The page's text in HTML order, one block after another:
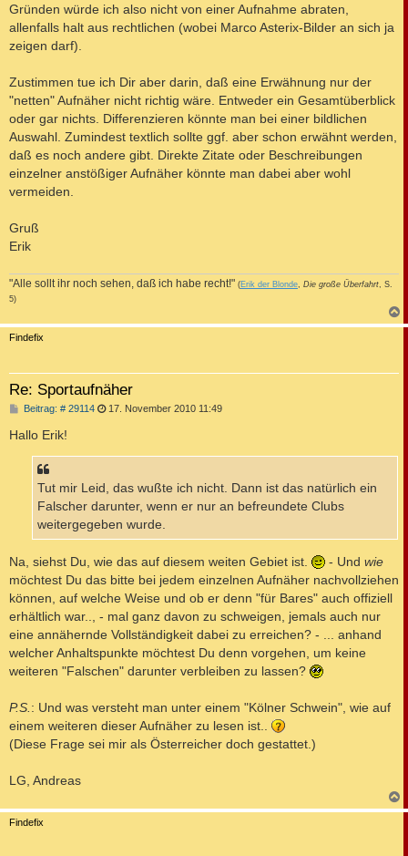
Gründen würde ich also nicht von einer Aufnahme abraten,
allenfalls halt aus rechtlichen (wobei Marco Asterix-Bilder an sich ja
zeigen darf).
Zustimmen tue ich Dir aber darin, daß eine Erwähnung nur der
"netten" Aufnäher nicht richtig wäre. Entweder ein Gesamtüberblick
oder gar nichts. Differenzieren könnte man bei einer bildlichen
Auswahl. Zumindest textlich sollte ggf. aber schon erwähnt werden,
daß es noch andere gibt. Direkte Zitate oder Beschreibungen
einzelner anstößiger Aufnäher könnte man dabei aber wohl
vermeiden.
Gruß
Erik
"Alle sollt ihr noch sehen, daß ich habe recht!" (Erik der Blonde, Die große Überfahrt, S.
5)
a
Findefix
Re: Sportaufnäher
Beitrag: # 29114B
r
17. November 2010 11:49
Hallo Erik!
Tut mir Leid, das wußte ich nicht. Dann ist das natürlich ein
Falscher darunter, wenn er nur an befreundete Clubs
weitergegeben wurde.
Na, siehst Du, wie das auf diesem weiten Gebiet ist. - Und wie
möchtest Du das bitte bei jedem einzelnen Aufnäher nachvollziehen
können, auf welche Weise und ob er denn "für Bares" auch offiziell
erhältlich war.., - mal ganz davon zu schweigen, jemals auch nur
eine annähernde Vollständigkeit dabei zu erreichen? - ... anhand
welcher Anhaltspunkte möchtest Du denn vorgehen, um keine
weiteren "Falschen" darunter verbleiben zu lassen?
P.S. : Und was versteht man unter einem "Kölner Schwein", wie auf
einem weiteren dieser Aufnäher zu lesen ist..
(Diese Frage sei mir als Österreicher doch gestattet.)
LG, Andreas
a
Findefix